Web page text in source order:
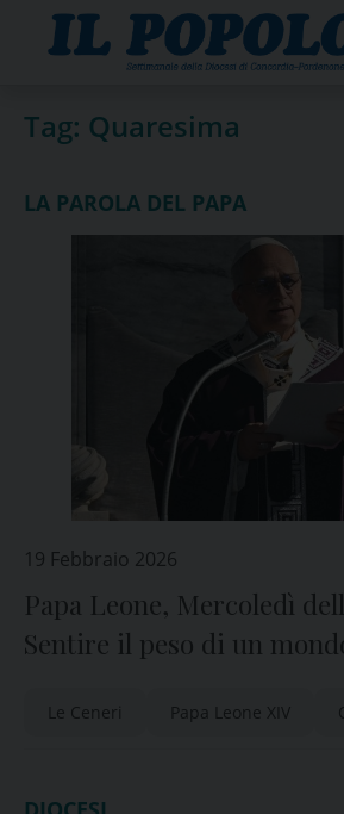
Tag: Quaresima
LA PAROLA DEL PAPA
19 Febbraio 2026
Papa Leone, Mercoledì
Sentire il peso di un
Le Ceneri Papa Leone XIV